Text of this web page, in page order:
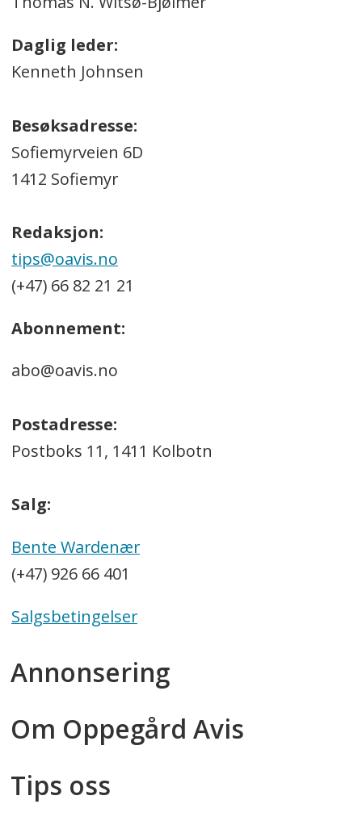
Daglig leder:
Kenneth Johnsen
Besøksadresse:
Sofiemyrveien 6D
1412 Sofiemyr
Redaksjon:
tips@oavis.no
(+47) 66 82 21 21
Abonnement:
abo@oavis.no
Postadresse:
Postboks 11, 1411 Kolbotn
Salg:
Bente Wardenær
(+47) 926 66 401
Salgsbetingelser
Annonsering
Om Oppegård Avis
Tips oss